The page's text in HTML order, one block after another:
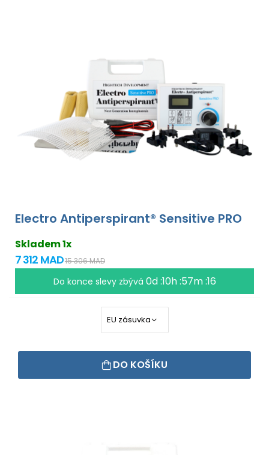
Electro Antiperspirant® Sensitive PRO
Skladem 1x
7 312 MAD15 306 MAD
Do konce slevy zbývá 0d :10h :57m :16
DO KOŠÍKU